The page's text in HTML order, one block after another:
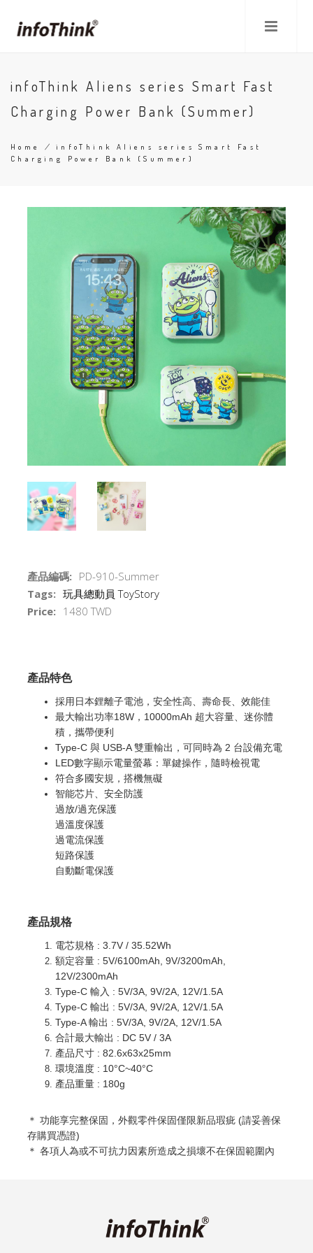
main
infoThink Aliens series Smart Fast
Charging Power Bank (Summer)
Breadcrumb
Home / infoThink Aliens series Smart Fast
Charging Power Bank (Summer)
產品編碼: PD-910-Summer
Tags: 玩具總動員 ToyStory
Price: 1480 TWD
產品特色
採用日本鋰離子電池，安全性高、壽命長、效能佳
最大輸出功率18W，10000mAh 超大容量、迷你體
積，攜帶便利
Type-C 與 USB-A 雙重輸出，可同時為 2 台設備充電
LED數字顯示電量螢幕：單鍵操作，隨時檢視電
符合多國安規，搭機無礙
智能芯片、安全防護
過放/過充保護
過溫度保護
過電流保護
短路保護
自動斷電保護
產品規格
電芯規格 : 3.7V / 35.52Wh
額定容量 : 5V/6100mAh, 9V/3200mAh,
12V/2300mAh
Type-C 輸入 : 5V/3A, 9V/2A, 12V/1.5A
Type-C 輸出 : 5V/3A, 9V/2A, 12V/1.5A
Type-A 輸出 : 5V/3A, 9V/2A, 12V/1.5A
合計最大輸出 : DC 5V / 3A
產品尺寸 : 82.6x63x25mm
環境溫度 : 10°C~40°C
產品重量 : 180g
＊ 功能享完整保固，外觀零件保固僅限新品瑕疵 (請妥善保
存購買憑證)
＊ 各項人為或不可抗力因素所造成之損壞不在保固範圍內